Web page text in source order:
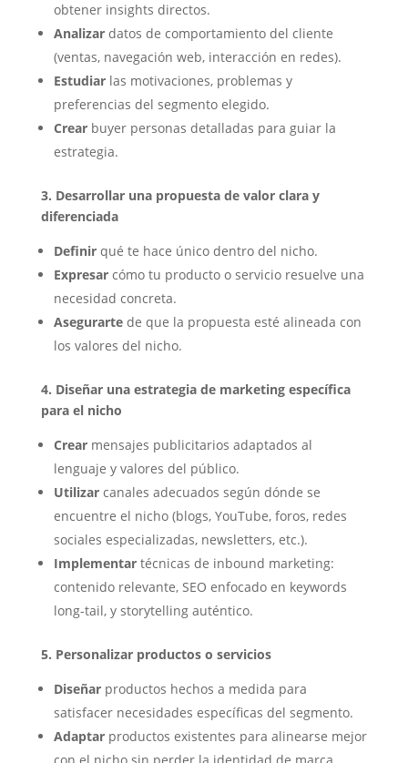
obtener insights directos.
Analizardatos de comportamiento del cliente
(ventas, navegación web, interacción en redes).
Estudiarlas motivaciones, problemas y
preferencias del segmento elegido.
Crearbuyer personas detalladas para guiar la
estrategia.
3. Desarrollar una propuesta de valor clara y
diferenciada
Definirqué te hace único dentro del nicho.
Expresarcómo tu producto o servicio resuelve una
necesidad concreta.
Asegurartede que la propuesta esté alineada con
los valores del nicho.
4. Diseñar una estrategia de marketing específica
para el nicho
Crearmensajes publicitarios adaptados al
lenguaje y valores del público.
Utilizarcanales adecuados según dónde se
encuentre el nicho (blogs, YouTube, foros, redes
sociales especializadas, newsletters, etc.).
Implementartécnicas de inbound marketing:
contenido relevante, SEO enfocado en keywords
long-tail, y storytelling auténtico.
5. Personalizar productos o servicios
Diseñarproductos hechos a medida para
satisfacer necesidades específicas del segmento.
Adaptarproductos existentes para alinearse mejor